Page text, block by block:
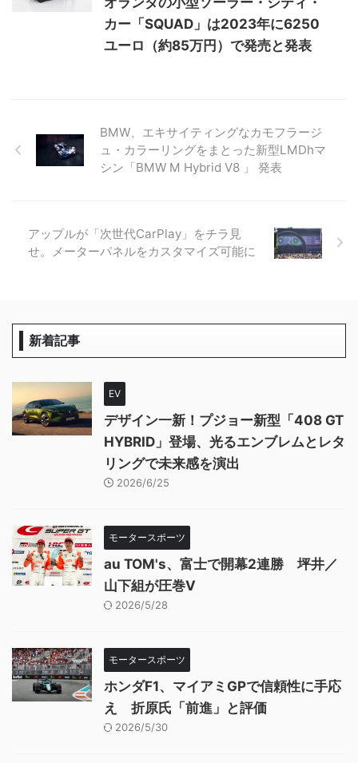
カー「SQUAD」は2023年に6250
ユーロ（約85万円）で発売と発表
BMW、エキサイティングなカモフラージ
ュ・カラーリングをまとった新型LMDhマ
シン「BMW M Hybrid V8 」 発表
アップルが「次世代CarPlay」をチラ見
せ。メーターパネルをカスタマイズ可能に
新着記事
EV
デザイン一新！プジョー新型「408 GT
HYBRID」登場、光るエンブレムとレタ
リングで未来感を演出
2026/6/25
モータースポーツ
au TOM's、富士で開幕2連勝 坪井／
山下組が圧巻V
2026/5/28
モータースポーツ
ホンダF1、マイアミGPで信頼性に手応
え 折原氏「前進」と評価
2026/5/30